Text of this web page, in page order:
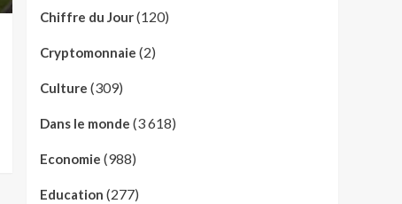
Chiffre du Jour(120)
Cryptomonnaie (2)
Culture (309)
Dans le monde (3 618)
Economie (988)
Education (277)